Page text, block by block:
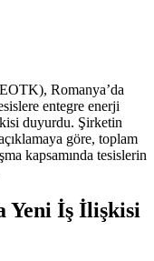
Romanya’da
entegre enerji
duyurdu. Şirketin
göre, toplam
kapsamında tesislerin
Yeni İş İlişkisi